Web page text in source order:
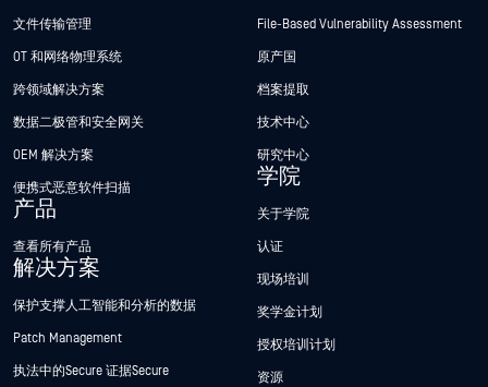
文件传输管理
OT 和网络物理系统
跨领域解决方案
数据二极管和安全网关
OEM 解决方案
便携式恶意软件扫描
产品
查看所有产品
解决方案
保护支撑人工智能和分析的数据
Patch Management
执法中的Secure 证据Secure
File-Based Vulnerability Assessment
原产国
档案提取
技术中心
研究中心
学院
关于学院
认证
现场培训
奖学金计划
授权培训计划
资源